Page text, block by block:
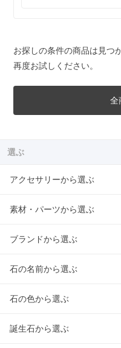
お探しの条件の商品は見つ
再度お試しください。
全
選ぶ
アクセサリーから選ぶ
素材・パーツから選ぶ
ブランドから選ぶ
石の名前から選ぶ
石の色から選ぶ
誕生石から選ぶ